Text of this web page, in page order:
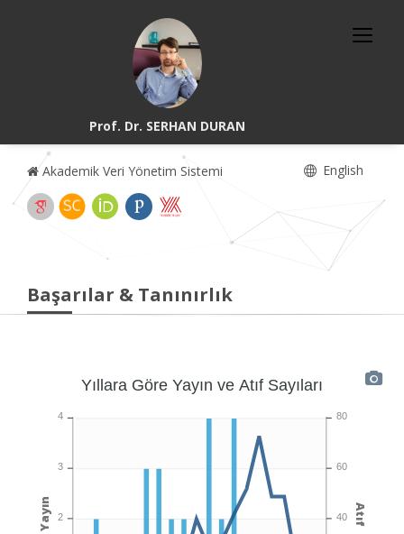
Prof. Dr. SERHAN DURAN
Akademik Veri Yönetim Sistemi English
Başarılar & Tanınırlık
Yıllara Göre Yayın ve Atıf Sayıları
80
60
40 Atıf
4
3
2
Yayın